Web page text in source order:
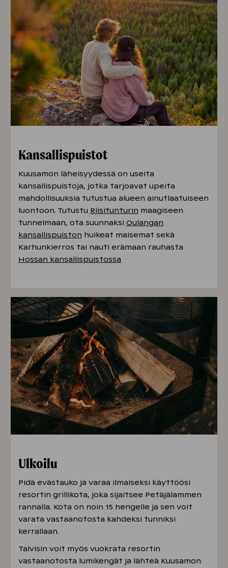
Kansallispuistot
Kuusamon läheisyydessä on useita
kansallispuistoja, jotka tarjoavat upeita
mahdollisuuksia tutustua alueen ainutlaatuiseen
luontoon. Tutustu Riisitunturin maagiseen
tunnelmaan, ota suunnaksi Oulangan
kansallispuiston huikeat maisemat sekä
Karhunkierros tai nauti erämaan rauhasta
Hossan kansallispuistossa
Ulkoilu
Pidä evästauko ja varaa ilmaiseksi käyttöösi
resortin grillikota, joka sijaitsee Petäjälammen
rannalla. Kota on noin 15 hengelle ja sen voit
varata vastaanotosta kahdeksi tunniksi
kerrallaan.
Talvisin voit myös vuokrata resortin
vastaanotosta lumikengät ja lähteä Kuusamon